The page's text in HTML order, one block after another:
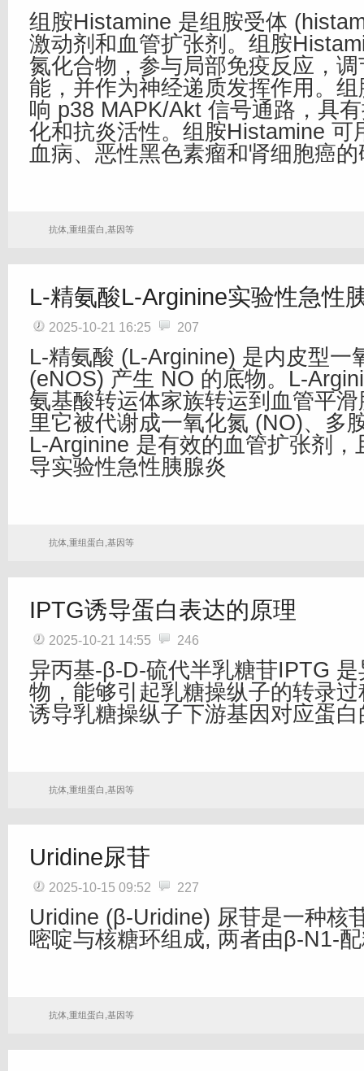
组胺Histamine 是组胺受体
激动剂和血管扩张剂。组胺
氮化合物，参与局部免疫反应，
能，并作为神经递质发挥作用。
响 p38 MAPK/Akt 信号通路，具
化和抗炎活性。组胺Histamine 可
血病、恶性黑色素瘤和肾细胞癌的
抗体,重组蛋白,基因等
L-精氨酸L-Arginine实验性急性
2025-10-21 16:25 207
L-精氨酸 (L-Arginine) 是内皮型一
(eNOS) 产生 NO 的底物。L-
氨基酸转运体家族转运到血管平
里它被代谢成一氧化氮 (NO)、多
L-Arginine 是有效的血管扩张剂，
导实验性急性胰腺炎
抗体,重组蛋白,基因等
IPTG诱导蛋白表达的原理
2025-10-21 14:55 246
异丙基-β-D-硫代半乳糖苷IPTG
物，能够引起乳糖操纵子的转录
诱导乳糖操纵子下游基因对应蛋
抗体,重组蛋白,基因等
Uridine尿苷
2025-10-15 09:52 227
Uridine (β-Uridine) 尿苷是一种核
嘧啶与核糖环组成, 两者由β-N1-
抗体,重组蛋白,基因等